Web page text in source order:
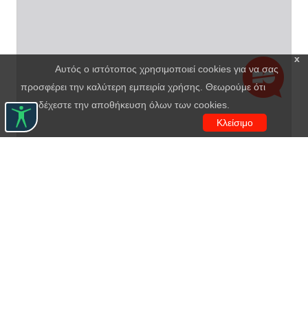
x
Αυτός ο ιστότοπος χρησιμοποιεί cookies για να σας
προσφέρει την καλύτερη εμπειρία χρήσης. Θεωρούμε ότι
αποδέχεστε την αποθήκευση όλων των cookies.
Κλείσιμο